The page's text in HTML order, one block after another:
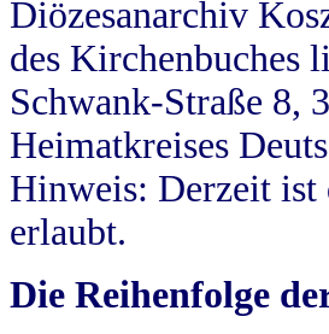
Diözesanarchiv
des Kirchenbuches
Schwank-Straße 8,
Heimatkreises
Hinweis: Derzeit ist
erlaubt.
Die Reihenfolge